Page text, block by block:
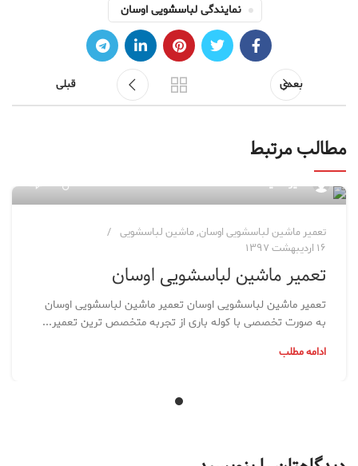
نمایندگی لباسشویی اوسان
بعدی قبلی
مطالب مرتبط
مدیر سایت
تعمیر ماشین لباسشویی اوسان,ماشین لباسشویی
۱۶ اردیبهشت ۱۳۹۷
تعمیر ماشین لباسشویی اوسان
تعمیر ماشین لباسشویی اوسان تعمیر ماشین لباسشویی اوسان
به صورت تخصصی با کوله باری از تجربه متخصص ترین تعمیر...
ادامه مطلب